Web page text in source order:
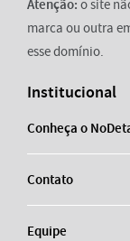
Atenção: o site
marca ou outra
esse domínio.
Institucional
Conheça o
Contato
Equipe